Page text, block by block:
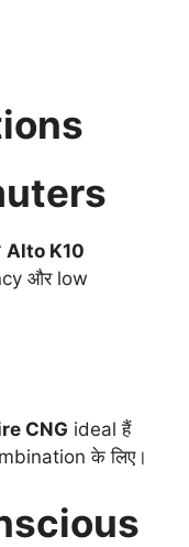
Alto K10
और low
CNG ideal हैं
के लिए।